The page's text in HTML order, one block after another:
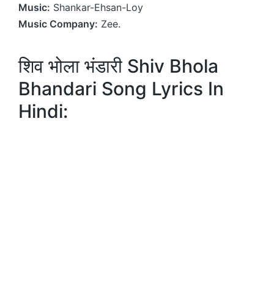
Music: Shankar-Ehsan-Loy
Music Company: Zee.
शिव भोला भंडारी Shiv Bhola
Bhandari Song Lyrics In
Hindi: